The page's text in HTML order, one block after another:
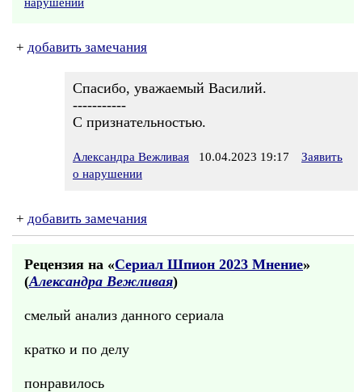
+ добавить замечания
Спасибо, уважаемый Василий.
-----------
С признательностью.
Александра Вежливая 10.04.2023 19:17
Заявить
о нарушении
+ добавить замечания
Рецензия на «Сериал Шпион 2023 Мнение»
(Александра Вежливая)
смелый анализ данного сериала
кратко и по делу
понравилось